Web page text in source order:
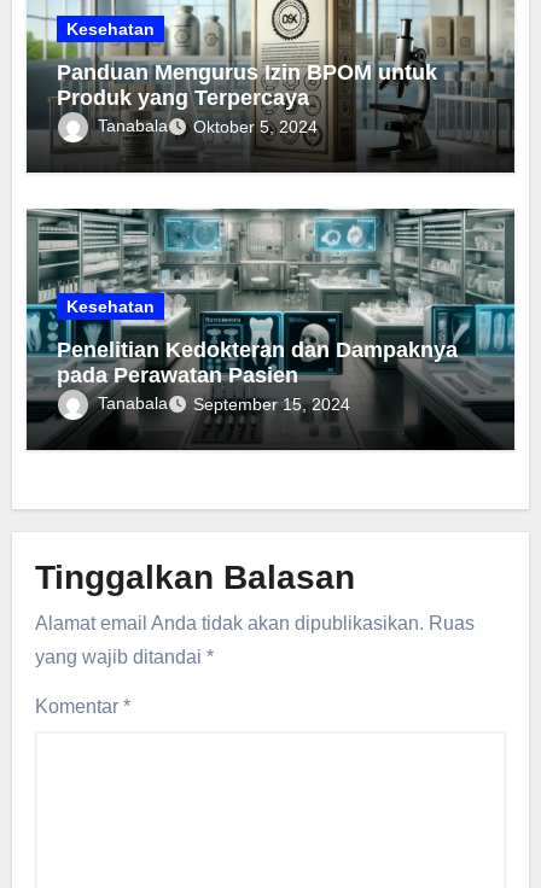
Kesehatan
Panduan Mengurus Izin BPOM untuk
Produk yang Terpercaya
Tanabala Oktober 5, 2024
Kesehatan
Penelitian Kedokteran dan Dampaknya
pada Perawatan Pasien
Tanabala September 15, 2024
Tinggalkan Balasan
Alamat email Anda tidak akan dipublikasikan. Ruas
yang wajib ditandai *
Komentar *